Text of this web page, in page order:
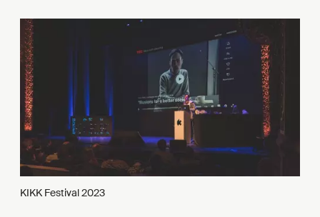
KIKK Festival 2023